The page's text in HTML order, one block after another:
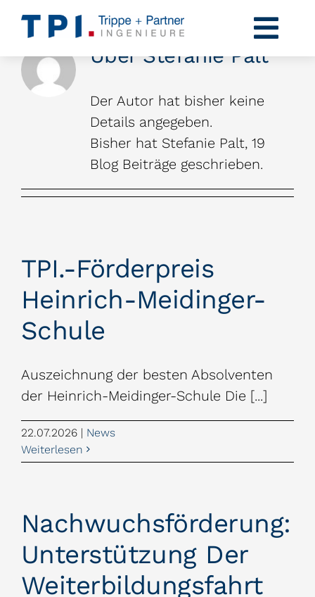
springen
Profil
Kompetenzen
Karriere
Kontakt
ÜberStefanie Palt
Der Autor hat bisher keine
Details angegeben.
Bisher hat Stefanie Palt, 19
Blog Beiträge geschrieben.
TPI.-Förderpreis
Heinrich-Meidinger-
Schule
Auszeichnung der besten Absolventen
der Heinrich-Meidinger-Schule Die [...]
22.07.2026 | News
Weiterlesen
Nachwuchsförderung:
Unterstützung Der
Weiterbildungsfahrt